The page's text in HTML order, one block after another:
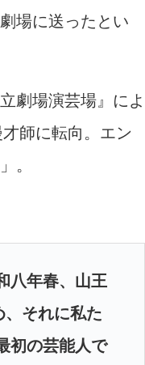
場に送ったとい
劇場演芸場』によ
師に転向。エン
。
八年春、山王
それに私た
初の芸能人で